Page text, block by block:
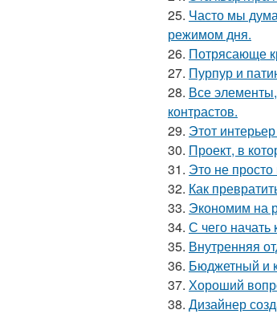
25. Часто мы
режимом дня.
26. Потрясающе
27. Пурпур и
28. Все
контрастов.
29. Этот
30. Проект, в
31. Это не просто
32. Как
33. Экономим на
34. С чего
35. Внутренняя
36. Бюджетный и
37. Хороший
38. Дизайнер